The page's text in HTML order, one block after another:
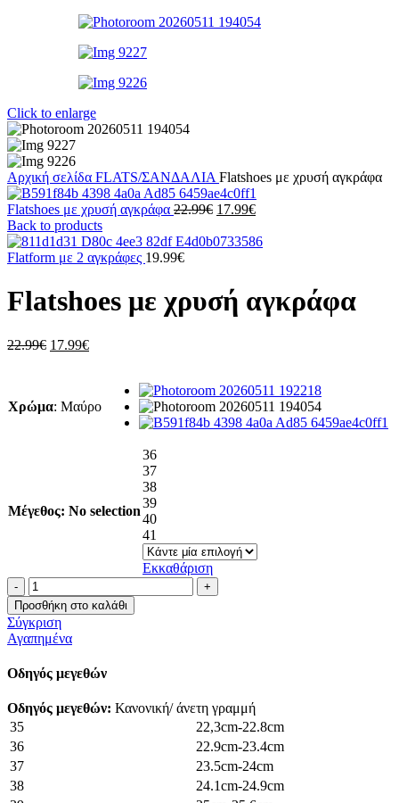
Click to enlarge
Αρχική σελίδα FLATS/ΣΑΝΔΑΛΙΑ Flatshoes με χρυσή αγκράφα
Flatshoes με χρυσή αγκράφα 22.99€ Original
was:
17.99€Η
τιμή
Back to products
Flatform με 2 αγκράφες 19.99€
Flatshoes με χρυσή αγκράφα
22.99€ Original
17.99€Η
17.99€.
Χρώμα: Μαύρο
Μέγεθος: No selection
36
37
38
39
40
41
Εκκαθάριση
Flatshoes
με
χρυσή
αγκράφα
ποσότητα
Προσθήκη στο καλάθι
Σύγκριση
Αγαπημένα
Οδηγός μεγεθών
Οδηγός μεγεθών: Κανονική/ άνετη γραμμή
35
22,3cm-22.8cm
36
22.9cm-23.4cm
37
23.5cm-24cm
38
24.1cm-24.9cm